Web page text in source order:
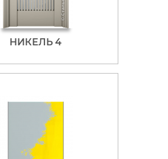
НИКЕЛЬ 4